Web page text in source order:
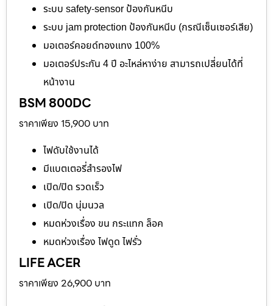
ระบบ safety-sensor ป้องกันหนีบ
ระบบ jam protection ป้องกันหนีบ (กรณีเซ็นเซอร์เสีย)
มอเตอร์คอยด์ทองแทง 100%
มอเตอร์ประกัน 4 ปี อะไหล่หาง่าย สามารถเปลี่ยนได้ที่
หน้างาน
BSM 800DC
ราคาเพียง 15,900 บาท
ไฟดับใช้งานได้
มีแบตเตอรี่สำรองไฟ
เปิด/ปิด รวดเร็ว
เปิด/ปิด นุ่มนวล
หมดห่วงเรื่อง ขน กระแทก ล็อค
หมดห่วงเรื่อง ไฟดูด ไฟรั่ว
LIFE ACER
ราคาเพียง 26,900 บาท